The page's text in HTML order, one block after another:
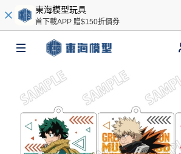
東海模型玩具
首下載APP 贈$150折價券